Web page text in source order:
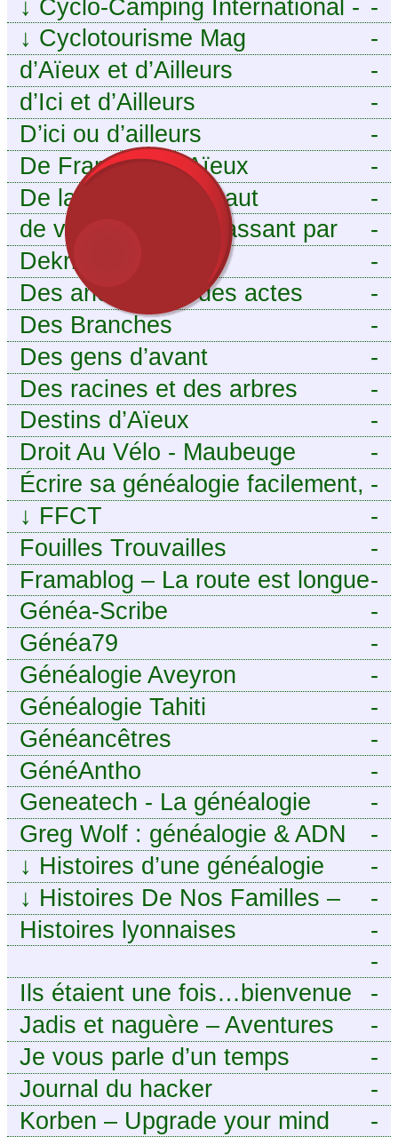
-
↓ Cyclo-Camping International -
Le voyage à vélo
-
↓ Cyclotourisme Mag
-
d’Aïeux et d’Ailleurs
-
d’Ici et d’Ailleurs
-
D’ici ou d’ailleurs
-
De France et d’Aïeux
-
De la Baïse à l’Escaut
-
de vous aieux en passant par
moi
-
Dekri
-
Des ancêtres et des actes
-
Des Branches
-
Des gens d’avant
-
Des racines et des arbres
-
Destins d’Aïeux
-
Droit Au Vélo - Maubeuge
Sambre-Avesnois
-
Écrire sa généalogie facilement,
sans stress avec Généalordi
-
↓ FFCT
-
Fouilles Trouvailles
-
Framablog – La route est longue
mais la voie est libre…
-
Généa-Scribe
-
Généa79
-
Généalogie Aveyron
-
Généalogie Tahiti
-
Généancêtres
-
GénéAntho
-
Geneatech - La généalogie
numérique à portée de tous
-
Greg Wolf : généalogie & ADN
-
↓ Histoires d’une généalogie
Léonarde
-
↓ Histoires De Nos Familles –
Blog de généalogie
-
Histoires lyonnaises
-
https://
-
Ils étaient une fois…bienvenue
chez mes ancêtres. – Une
histoire tourangelle, mais pas
seulement.
-
Jadis et naguère – Aventures
généalogiques de l’Atlantique
aux contreforts des Alpes
-
Je vous parle d’un temps
-
Journal du hacker
-
Korben – Upgrade your mind